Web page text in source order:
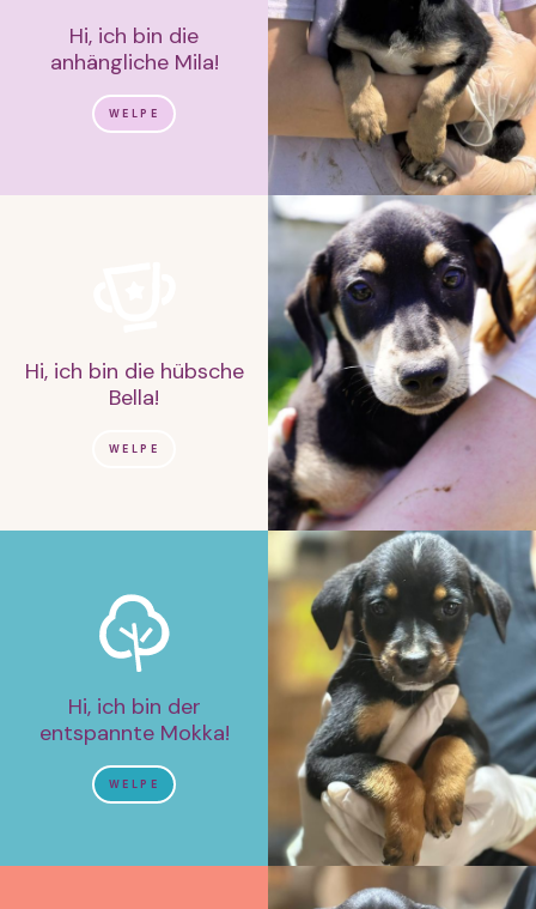
Hi, ich bin die
anhängliche Mila!
WELPE
Hi, ich bin die hübsche
Bella!
WELPE
Hi, ich bin der
entspannte Mokka!
WELPE